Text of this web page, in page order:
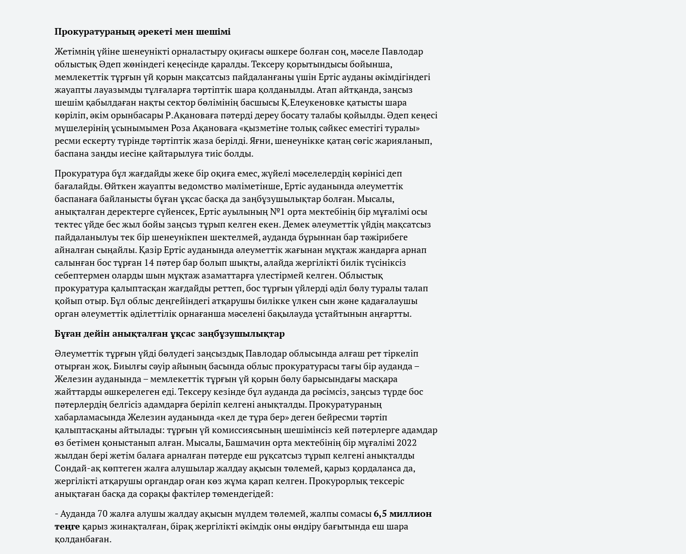
Прокуратураның әрекеті мен шешімі
Жетімнің үйіне шенеунікті орналастыру оқиғасы әшкере болған соң, мәселе Павлодар
облыстық Әдеп жөніндегі кеңесінде қаралды. Тексеру қорытындысы бойынша,
мемлекеттік тұрғын үй қорын мақсатсыз пайдаланғаны үшін Ертіс ауданы әкімдігіндегі
жауапты лауазымды тұлғаларға тәртіптік шара қолданылды​. Атап айтқанда, заңсыз
шешім қабылдаған нақты сектор бөлімінің басшысы Қ.Елеукеновке қатысты шара
көріліп, әкім орынбасары Р.Ақановаға пәтерді дереу босату талабы қойылды​. Әдеп кеңесі
мүшелерінің ұсынымымен Роза Ақановаға «қызметіне толық сәйкес еместігі туралы»
ресми ескерту түрінде тәртіптік жаза берілді​. Яғни, шенеунікке қатаң сөгіс жарияланып,
баспана заңды иесіне қайтарылуға тиіс болды.
Прокуратура бұл жағдайды жеке бір оқиға емес, жүйелі мәселелердің көрінісі деп
бағалайды. Өйткен жауапты ведомство мәліметінше, Ертіс ауданында әлеуметтік
баспанаға байланысты бұған ұқсас басқа да заңбұзушылықтар болған. Мысалы,
анықталған деректерге сүйенсек, Ертіс ауылының №1 орта мектебінің бір мұғалімі осы
тектес үйде бес жыл бойы заңсыз тұрып келген екен​. Демек әлеуметтік үйдің мақсатсыз
пайдаланылуы тек бір шенеунікпен шектелмей, ауданда бұрыннан бар тәжірибеге
айналған сыңайлы. Қазір Ертіс ауданында әлеуметтік жағынан мұқтаж жандарға арнап
салынған бос тұрған 14 пәтер бар болып шықты, алайда жергілікті билік түсініксіз
себептермен оларды шын мұқтаж азаматтарға үлестірмей келген​. Облыстық
прокуратура қалыптасқан жағдайды реттеп, бос тұрғын үйлерді әділ бөлу туралы талап
қойып отыр​. Бұл облыс деңгейіндегі атқарушы билікке үлкен сын және қадағалаушы
орган әлеуметтік әділеттілік орнағанша мәселені бақылауда ұстайтынын аңғартты.
Бұған дейін анықталған ұқсас заңбұзушылықтар
Әлеуметтік тұрғын үйді бөлудегі заңсыздық Павлодар облысында алғаш рет тіркеліп
отырған жоқ. Биылғы сәуір айының басында облыс прокуратурасы тағы бір ауданда –
Железин ауданында – мемлекеттік тұрғын үй қорын бөлу барысындағы масқара
жайттарды әшкерелеген еді. Тексеру кезінде бұл ауданда да рәсімсіз, заңсыз түрде бос
пәтерлердің белгісіз адамдарға беріліп келгені анықталды​. Прокуратураның
хабарламасында Железин ауданында «кел де тұра бер» деген бейресми тәртіп
қалыптасқаны айтылады: тұрғын үй комиссиясының шешімінсіз кей пәтерлерге адамдар
өз бетімен қоныстанып алған​. Мысалы, Башмачин орта мектебінің бір мұғалімі 2022
жылдан бері жетім балаға арналған пәтерде еш рұқсатсыз тұрып келгені анықталды​
Сондай-ақ көптеген жалға алушылар жалдау ақысын төлемей, қарыз қордаланса да,
жергілікті атқарушы органдар оған көз жұма қарап келген. Прокурорлық тексеріс
анықтаған басқа да сорақы фактілер төмендегідей:
- Ауданда 70 жалға алушы жалдау ақысын мүлдем төлемей, жалпы сомасы6,5 миллион
теңге қарыз жинақталған, бірақ жергілікті әкімдік оны өндіру бағытында еш шара
қолданбаған.